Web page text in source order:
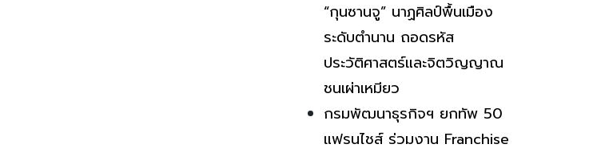
“กุนซานจู” นาฏศิลป์พื้นเมือง
ระดับตำนาน ถอดรหัส
ประวัติศาสตร์และจิตวิญญาณ
ชนเผ่าเหมียว
กรมพัฒนาธุรกิจฯ ยกทัพ 50
แฟรนไชส์ ร่วมงาน Franchise